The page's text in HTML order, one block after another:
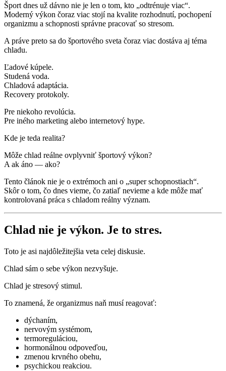
Šport dnes už dávno nie je len o tom, kto „odtrénuje viac“.
Moderný výkon čoraz viac stojí na kvalite rozhodnutí, pochopení
organizmu a schopnosti správne pracovať so stresom.
A práve preto sa do športového sveta čoraz viac dostáva aj téma
chladu.
Ľadové kúpele.
Studená voda.
Chladová adaptácia.
Recovery protokoly.
Pre niekoho revolúcia.
Pre iného marketing alebo internetový hype.
Kde je teda realita?
Môže chlad reálne ovplyvniť športový výkon?
A ak áno — ako?
Tento článok nie je o extrémoch ani o „super schopnostiach“.
Skôr o tom, čo dnes vieme, čo zatiaľ nevieme a kde môže mať
kontrolovaná práca s chladom reálny význam.
Chlad nie je výkon. Je to stres.
Toto je asi najdôležitejšia veta celej diskusie.
Chlad sám o sebe výkon nezvyšuje.
Chlad je stresový stimul.
To znamená, že organizmus naň musí reagovať:
dýchaním,
nervovým systémom,
termoreguláciou,
hormonálnou odpoveďou,
zmenou krvného obehu,
psychickou reakciou.